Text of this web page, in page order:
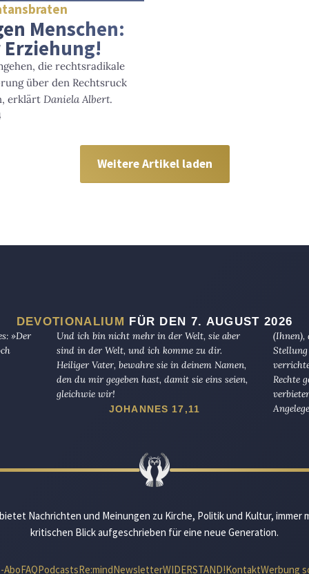
Menschen:
die rechtsradikale
über den Rechtsruck
erklärt Daniela Albert.
Weitere Artikel laden
DEVOTIONALIUM FÜR DEN 7. AUGUST 2026
»Der
Und ich bin nicht mehr in der Welt, sie aber
sind in der Welt, und ich komme zu dir.
Heiliger Vater, bewahre sie in deinem Namen,
den du mir gegeben hast, damit sie eins seien,
gleichwie wir!
JOHANNES 17,11
(Ihnen),
Stellung
Rechte
Nachrichten und Meinungen zu Kirche, Politik und Kultur, immer
kritischen Blick aufgeschrieben für eine neue Generation.
AboFAQPodcastsRe:mindNewsletterWIDERSTAND!KontaktWerbung